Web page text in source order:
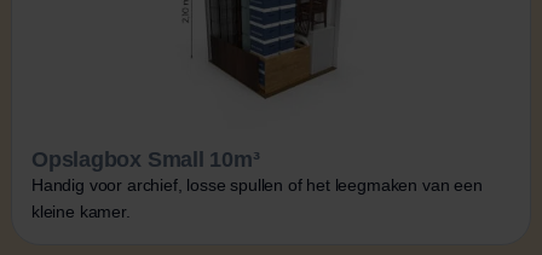
Opslagbox Small 10m³
Handig voor archief, losse spullen of het leegmaken van een
kleine kamer.